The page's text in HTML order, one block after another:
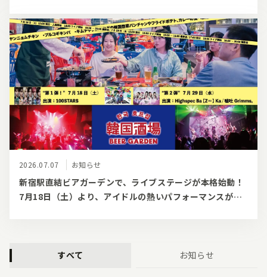
ー形式で登場
2026.07.07 お知らせ
新宿駅直結ビアガーデンで、ライブステージが本格始動！
7月18日（土）より、アイドルの熱いパフォーマンスが今
すべて お知らせ